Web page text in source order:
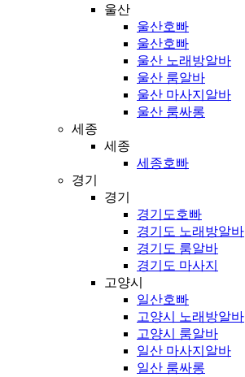
울산
울산호빠
울산호빠
울산 노래방알바
울산 룸알바
울산 마사지알바
울산 룸싸롱
세종
세종
세종호빠
경기
경기
경기도호빠
경기도 노래방알바
경기도 룸알바
경기도 마사지
고양시
일산호빠
고양시 노래방알바
고양시 룸알바
일산 마사지알바
일산 룸싸롱